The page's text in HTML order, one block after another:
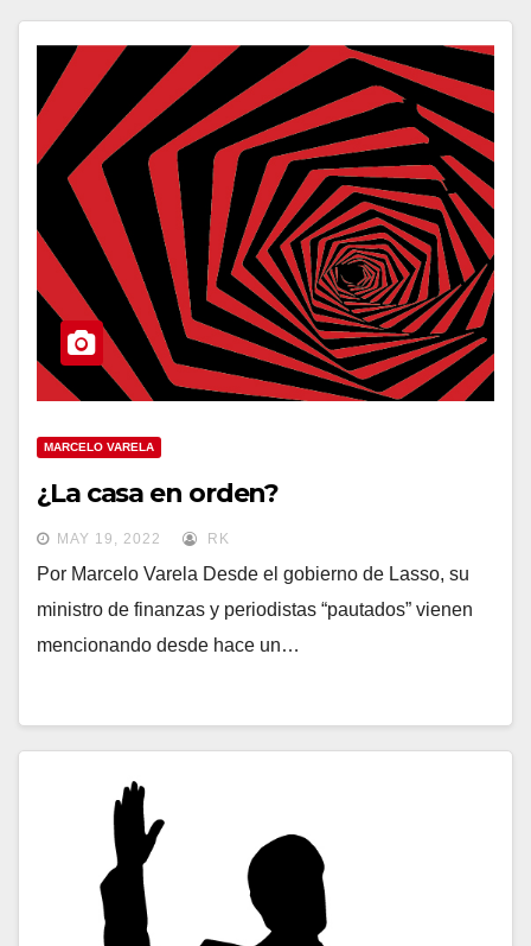
MARCELO VARELA
¿La casa en orden?
MAY 19, 2022 RK
Por Marcelo Varela Desde el gobierno de Lasso, su
ministro de finanzas y periodistas “pautados” vienen
mencionando desde hace un…